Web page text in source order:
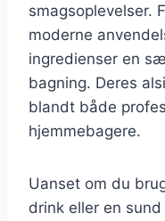
smagsoplevelser.
moderne
ingredienser en
bagning. Deres
blandt både
hjemmebagere.
Uanset om du
drink eller en